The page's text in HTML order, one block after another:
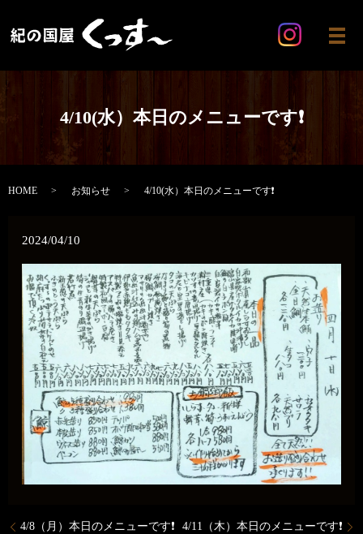
メ
4/10(水）本日のメニューです❗
HOME お知らせ 4/10(水）本日のメニューです❗
2024/04/10
4/8（月）本日のメニューです❗ 4/11（木）本日のメニューです❗